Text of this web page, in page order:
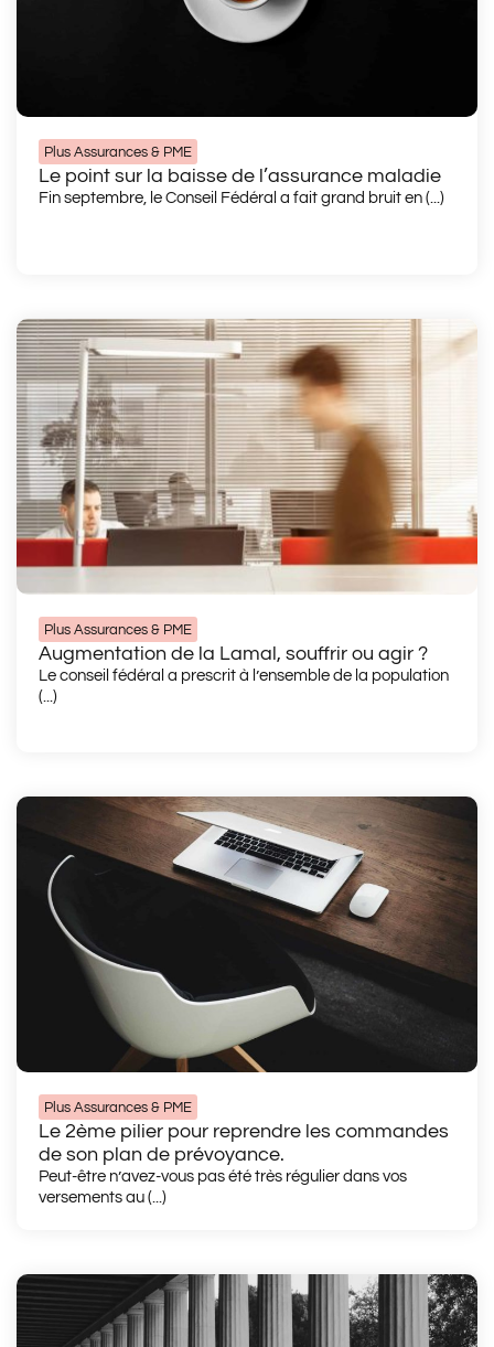
Plus Assurances & PME
Le point sur la baisse de l’assurance maladie
Fin septembre, le Conseil Fédéral a fait grand bruit en (...)
Plus Assurances & PME
Augmentation de la Lamal, souffrir ou agir ?
Le conseil fédéral a prescrit à l’ensemble de la population
(...)
Plus Assurances & PME
Le 2ème pilier pour reprendre les commandes
de son plan de prévoyance.
Peut-être n’avez-vous pas été très régulier dans vos
versements au (...)